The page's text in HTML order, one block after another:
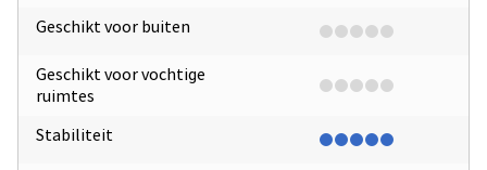
Geschikt voor buiten
Geschikt voor vochtige
ruimtes
Stabiliteit